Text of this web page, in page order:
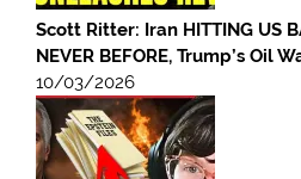
Scott Ritter: Iran HITTING US
NEVER BEFORE, Trump’s Oil
10/03/2026